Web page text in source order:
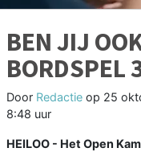
BEN JIJ
BORDSPEL
Door Redactie op 25
8:48 uur
HEILOO - Het Open